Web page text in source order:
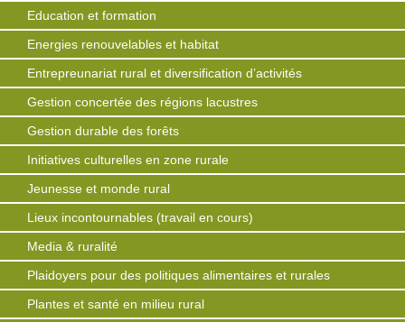
Education et formation
Energies renouvelables et habitat
Entrepreunariat rural et diversification d’activités
Gestion concertée des régions lacustres
Gestion durable des forêts
Initiatives culturelles en zone rurale
Jeunesse et monde rural
Lieux incontournables (travail en cours)
Media & ruralité
Plaidoyers pour des politiques alimentaires et rurales
Plantes et santé en milieu rural